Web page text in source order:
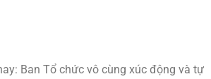
Ban Tổ chức vô cùng xúc động và tự